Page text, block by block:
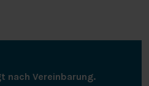
nach Vereinbarung.